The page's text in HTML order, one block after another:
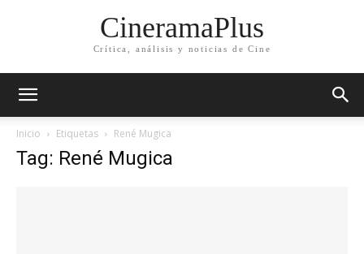
CineramaPlus
Crítica, análisis y noticias de Cine
Inicio Etiquetas René Mugica
Tag: René Mugica